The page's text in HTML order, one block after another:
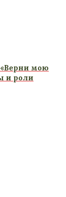
мою
и роли